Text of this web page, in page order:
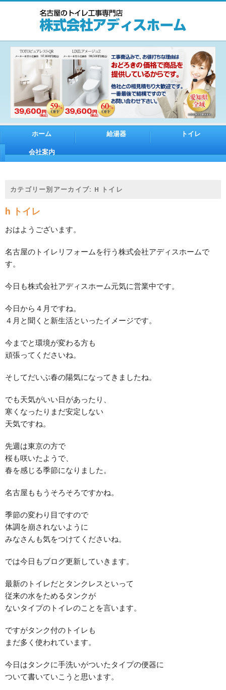
ホーム 給湯器 トイレ
会社案内
カテゴリー別アーカイブ: H トイレ
h トイレ
おはようございます。
名古屋のトイレリフォームを行う株式会社アディスホームで
す。
今日も株式会社アディスホーム元気に営業中です。
今日から４月ですね。
４月と聞くと新生活といったイメージです。
今までと環境が変わる方も
頑張ってくださいね。
そしてだいぶ春の陽気になってきましたね。
でも天気がいい日があったり、
寒くなったりまだ安定しない
天気ですね。
先週は東京の方で
桜も咲いたようで、
春を感じる季節になりました。
名古屋ももうそろそろですかね。
季節の変わり目ですので
体調を崩されないように
みなさんも気をつけてくださいね。
では今日もブログ更新していきます。
最新のトイレだとタンクレスといって
従来の水をためるタンクが
ないタイプのトイレのことを言います。
ですがタンク付のトイレも
まだ多く使われています。
今日はタンクに手洗いがついたタイプの便器に
ついて書いていこうと思います。